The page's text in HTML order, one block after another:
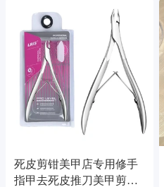
死皮剪钳美甲店专用修手
指甲去死皮推刀美甲剪刀